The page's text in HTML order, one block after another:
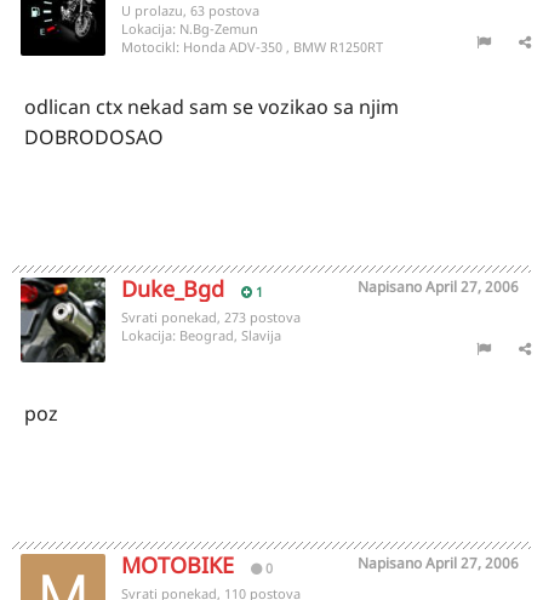
U prolazu, 63 postova
Lokacija: N.Bg-Zemun
Motocikl: Honda ADV-350 , BMW R1250RT
odlican ctx nekad sam se vozikao sa njim
DOBRODOSAO
Duke_Bgd 1 NapisanoApril 27, 2006
Svrati ponekad, 273 postova
Lokacija: Beograd, Slavija
poz
MOTOBIKE 0 NapisanoApril 27, 2006
Svrati ponekad, 110 postova